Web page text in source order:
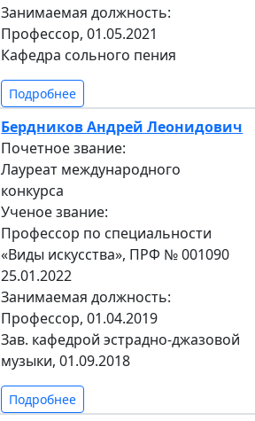
Занимаемая должность:
Профессор, 01.05.2021
Кафедра сольного пения
Подробнее
Бердников Андрей Леонидович
Почетное звание:
Лауреат международного
конкурса
Ученое звание:
Профессор по специальности
«Виды искусства», ПРФ № 001090
25.01.2022
Занимаемая должность:
Профессор, 01.04.2019
Зав. кафедрой эстрадно-джазовой
музыки, 01.09.2018
Подробнее